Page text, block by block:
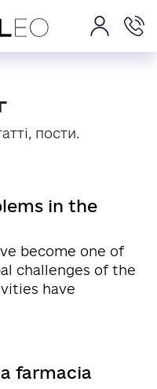
пости.
in the
become one of
challenges of the
have
farmacia